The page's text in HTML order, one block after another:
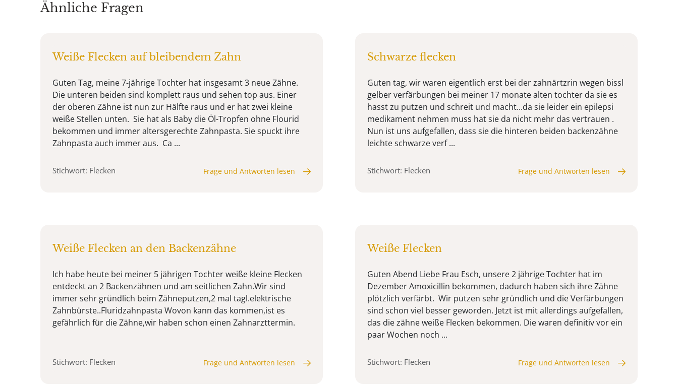
Ähnliche Fragen
Weiße Flecken auf bleibendem Zahn
Guten Tag, meine 7-jährige Tochter hat insgesamt 3 neue Zähne.
Die unteren beiden sind komplett raus und sehen top aus. Einer
der oberen Zähne ist nun zur Hälfte raus und er hat zwei kleine
weiße Stellen unten. Sie hat als Baby die Öl-Tropfen ohne Flourid
bekommen und immer altersgerechte Zahnpasta. Sie spuckt ihre
Zahnpasta auch immer aus. Ca ...
Stichwort: Flecken Frage und Antworten lesen
Schwarze flecken
Guten tag, wir waren eigentlich erst bei der zahnärtzrin wegen bissl
gelber verfärbungen bei meiner 17 monate alten tochter da sie es
hasst zu putzen und schreit und macht...da sie leider ein epilepsi
medikament nehmen muss hat sie da nicht mehr das vertrauen .
Nun ist uns aufgefallen, dass sie die hinteren beiden backenzähne
leichte schwarze verf ...
Stichwort: Flecken Frage und Antworten lesen
Weiße Flecken an den Backenzähne
Ich habe heute bei meiner 5 jährigen Tochter weiße kleine Flecken
entdeckt an 2 Backenzähnen und am seitlichen Zahn.Wir sind
immer sehr gründlich beim Zähneputzen,2 mal tagl.elektrische
Zahnbürste..Fluridzahnpasta Wovon kann das kommen,ist es
gefährlich für die Zähne,wir haben schon einen Zahnarzttermin.
Stichwort: Flecken Frage und Antworten lesen
Weiße Flecken
Guten Abend Liebe Frau Esch, unsere 2 jährige Tochter hat im
Dezember Amoxicillin bekommen, dadurch haben sich ihre Zähne
plötzlich verfärbt. Wir putzen sehr gründlich und die Verfärbungen
sind schon viel besser geworden. Jetzt ist mit allerdings aufgefallen,
das die zähne weiße Flecken bekommen. Die waren definitiv vor ein
paar Wochen noch ...
Stichwort: Flecken Frage und Antworten lesen